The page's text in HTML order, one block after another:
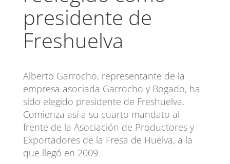
presidente de
Freshuelva
Alberto Garrocho, representante de la
empresa asociada Garrocho y Bogado, ha
sido elegido presidente de Freshuelva.
Comienza así a su cuarto mandato al
frente de la Asociación de Productores y
Exportadores de la Fresa de Huelva, a la
que llegó en 2009.